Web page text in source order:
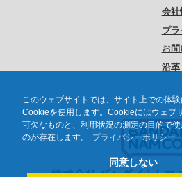
このウェブサイトでは、サイト上での体
Cookieを使用します。Cookieにはウェブ
可欠なものと、利用状況の測定の目的で
のが存在します。
プライバシーポリシー
同意しない
会社
プ
お
沿革